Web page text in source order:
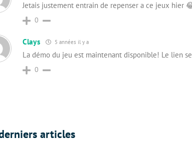
Jetais justement entrain de repenser a ce jeux hier
0
Clays 5 années il y a
La démo du jeu est maintenant disponible! Le lien
0
articles